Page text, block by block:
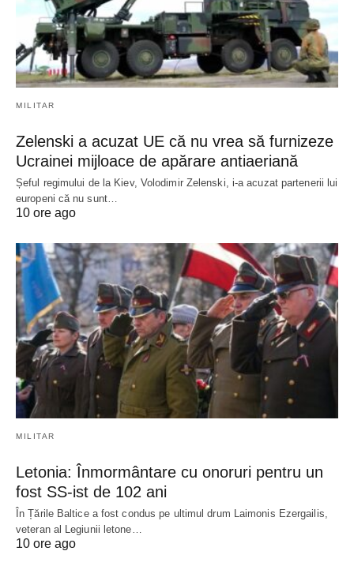
MILITAR
Zelenski a acuzat UE că nu vrea să furnizeze
Ucrainei mijloace de apărare antiaeriană
Șeful regimului de la Kiev, Volodimir Zelenski, i-a acuzat partenerii lui
europeni că nu sunt…
10 ore ago
MILITAR
Letonia: Înmormântare cu onoruri pentru un
fost SS-ist de 102 ani
În Țările Baltice a fost condus pe ultimul drum Laimonis Ezergailis,
veteran al Legiunii letone…
10 ore ago